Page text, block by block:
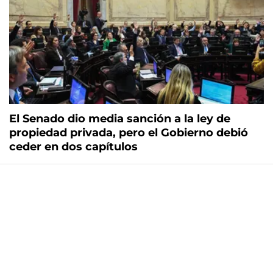
El Senado dio media sanción a la ley de
propiedad privada, pero el Gobierno debió
ceder en dos capítulos